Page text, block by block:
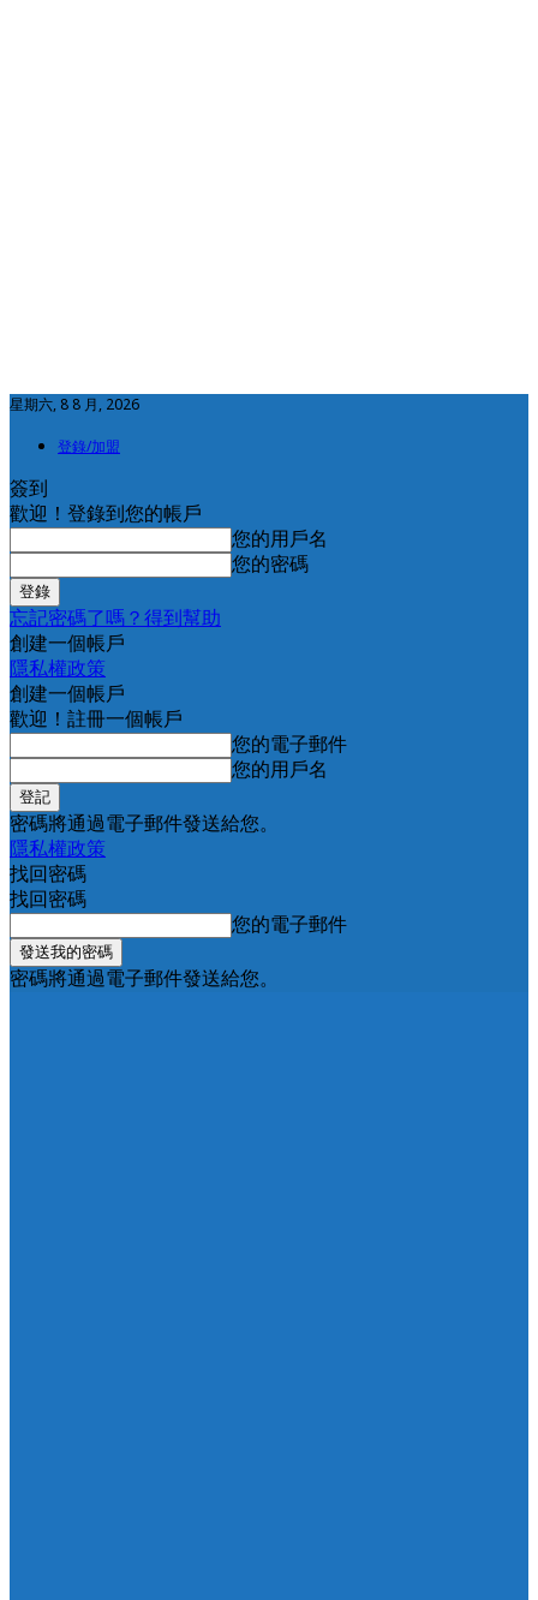
星期六, 8 8 月, 2026
登錄/加盟
簽到
歡迎！登錄到您的帳戶
您的用戶名
您的密碼
忘記密碼了嗎？得到幫助
創建一個帳戶
隱私權政策
創建一個帳戶
歡迎！註冊一個帳戶
您的電子郵件
您的用戶名
密碼將通過電子郵件發送給您。
隱私權政策
找回密碼
找回密碼
您的電子郵件
密碼將通過電子郵件發送給您。